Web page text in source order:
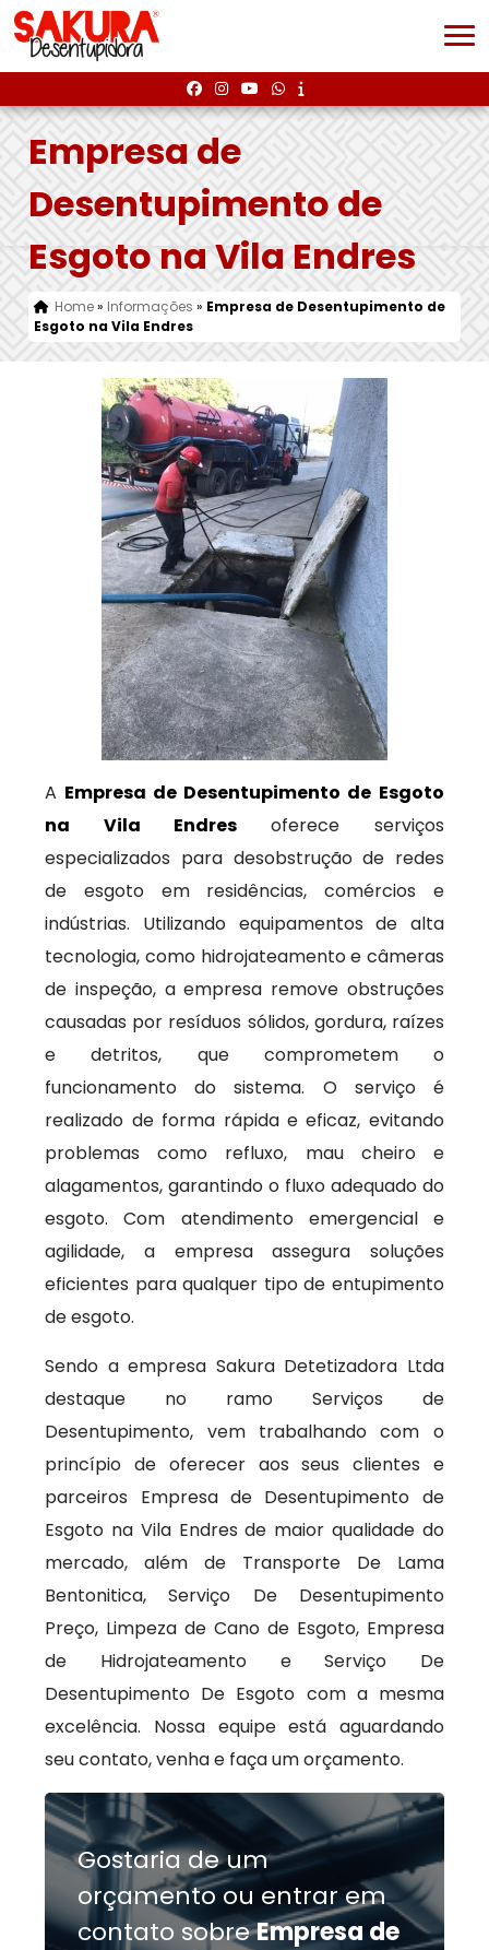
Empresa de
Desentupimento de
Esgoto na Vila Endres
Home» Informações » Empresa de Desentupimento de
Esgoto na Vila Endres
A Empresa de Desentupimento de Esgoto
na Vila Endres oferece serviços
especializados para desobstrução de redes
de esgoto em residências, comércios e
indústrias. Utilizando equipamentos de alta
tecnologia, como hidrojateamento e câmeras
de inspeção, a empresa remove obstruções
causadas por resíduos sólidos, gordura, raízes
e detritos, que comprometem o
funcionamento do sistema. O serviço é
realizado de forma rápida e eficaz, evitando
problemas como refluxo, mau cheiro e
alagamentos, garantindo o fluxo adequado do
esgoto. Com atendimento emergencial e
agilidade, a empresa assegura soluções
eficientes para qualquer tipo de entupimento
de esgoto.
Sendo a empresa Sakura Detetizadora Ltda
destaque no ramo Serviços de
Desentupimento, vem trabalhando com o
princípio de oferecer aos seus clientes e
parceiros Empresa de Desentupimento de
Esgoto na Vila Endres de maior qualidade do
mercado, além de Transporte De Lama
Bentonitica, Serviço De Desentupimento
Preço, Limpeza de Cano de Esgoto, Empresa
de Hidrojateamento e Serviço De
Desentupimento De Esgoto com a mesma
excelência. Nossa equipe está aguardando
seu contato, venha e faça um orçamento.
Gostaria de um
orçamento ou entrar em
contato sobreEmpresa de